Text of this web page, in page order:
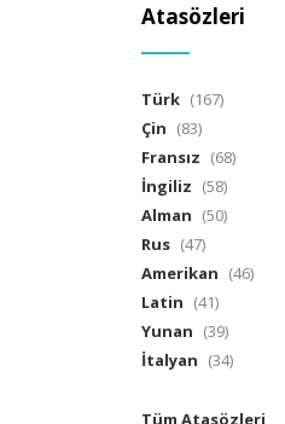
Atasözleri
Türk (167)
Çin (83)
Fransız (68)
İngiliz (58)
Alman (50)
Rus (47)
Amerikan (46)
Latin (41)
Yunan (39)
İtalyan (34)
Tüm Atasözleri